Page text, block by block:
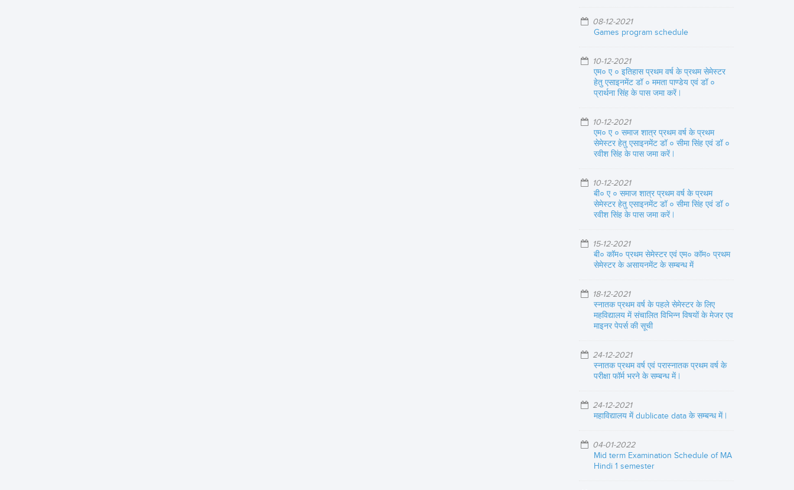
08-12-2021
Games program schedule
10-12-2021
एम० ए ० इतिहास प्रथम वर्ष के प्रथम सेमेस्टर
हेतु एसाइनमेंट डॉ ० ममता पाण्डेय एवं डॉ ०
प्रार्थना सिंह के पास जमा करें |
10-12-2021
एम० ए ० समाज शात्र प्रथम वर्ष के प्रथम
सेमेस्टर हेतु एसाइनमेंट डॉ ० सीमा सिंह एवं डॉ ०
रवीश सिंह के पास जमा करें |
10-12-2021
बी० ए ० समाज शात्र प्रथम वर्ष के प्रथम
सेमेस्टर हेतु एसाइनमेंट डॉ ० सीमा सिंह एवं डॉ ०
रवीश सिंह के पास जमा करें |
15-12-2021
बी० कॉम० प्रथम सेमेस्टर एवं एम० कॉम० प्रथम
सेमेस्टर के असायनमेंट के सम्बन्ध में
18-12-2021
स्नातक प्रथम वर्ष के पहले सेमेस्टर के लिए
महविद्यालय में संचालित विभिन्न विषयों के मेजर एव
माइनर पेपर्स की सूची
24-12-2021
स्नातक प्रथम वर्ष एवं परास्नातक प्रथम वर्ष के
परीक्षा फॉर्म भरने के सम्बन्ध में |
24-12-2021
महाविद्यालय में dublicate data के सम्बन्ध में |
04-01-2022
Mid term Examination Schedule of MA
Hindi 1 semester